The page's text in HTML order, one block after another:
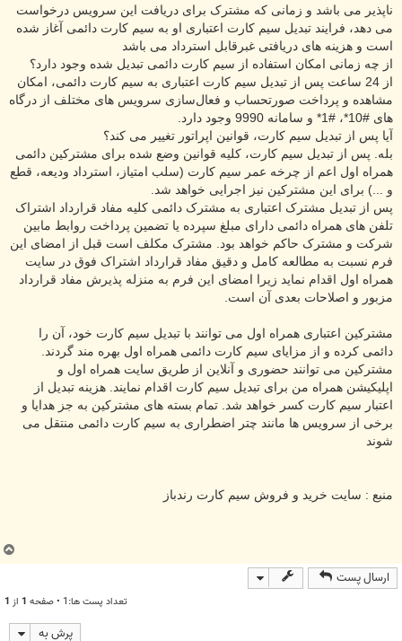
ناپذیر می باشد و زمانی که مشترک برای دریافت این سرویس درخواست
می دهد، فرایند تبدیل سیم کارت اعتباری او به سیم کارت دائمی آغاز شده
است و هزینه های دریافتی غبرقابل استرداد می باشد
از چه زمانی امکان استفاده از سیم کارت دائمی تبدیل شده وجود دارد؟
از 24 ساعت پس از تبدیل سیم کارت اعتباری به سیم کارت دائمی، امکان
مشاهده و پرداخت صورتحساب و فعال‌سازی سرویس های مختلف از درگاه
های #10*، #1* و سامانه 9990 وجود دارد.
آیا پس از تبدیل سیم کارت، قوانین اپراتور تغییر می کند؟
بله. پس از تبدیل سیم کارت، کلیه قوانین وضع شده برای مشترکین دائمی
همراه اول اعم از چرخه عمر سیم کارت (سلب امتیاز، استرداد ودیعه، قطع
و ...) برای این مشترکین نیز اجرایی خواهد شد.
پس از تبدیل مشترک اعتباری به مشترک دائمی کلیه مفاد قرارداد اشتراک
تلفن های همراه دائمی دارای مبلغ سپرده یا تضمین پرداخت روابط مابین
شرکت و مشترک حاکم خواهد بود. مشترک مکلف است قبل از امضای این
فرم نسبت به مطالعه کامل و دقیق مفاد قرارداد اشتراک فوق در سایت
همراه اول اقدام نماید زیرا امضای این فرم به منزله پذیرش مفاد قرارداد
مزبور و اصلاحات بعدی آن است.
مشترکین اعتباری همراه اول می توانند با تبدیل سیم کارت خود، آن را
دائمی کرده و از مزایای سیم کارت دائمی همراه اول بهره مند گردند.
مشترکین می توانند حضوری و آنلاین از طریق سایت همراه اول و
اپلیکیشن همراه من برای تبدیل سیم کارت اقدام نمایند. هزینه تبدیل از
اعتبار سیم کارت کسر خواهد شد. تمام بسته های مشترکین به جز هدایا و
برخی از سرویس ها مانند چتر اضطراری به سیم کارت دائمی منتقل می
شوند
منبع : سایت خرید و فروش سیم کارت رندباز
ارسال پست
تعداد پست ها:1 • صفحه 1 از 1
پرش به